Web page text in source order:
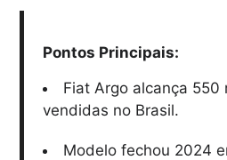
Pontos Principais:
Fiat Argo alcança 550
vendidas no Brasil.
Modelo fechou 2024